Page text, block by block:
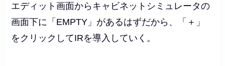
エディット画面からキャビネットシミュレータの
画面下に「EMPTY」があるはずだから、「＋」
をクリックしてIRを導入していく。